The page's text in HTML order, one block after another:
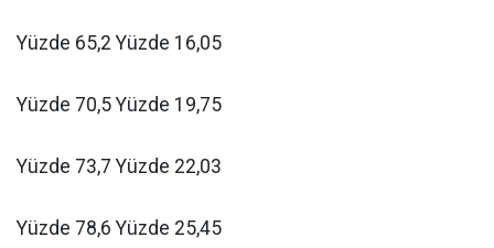
Yüzde 65,2 Yüzde 16,05
Yüzde 70,5 Yüzde 19,75
Yüzde 73,7 Yüzde 22,03
Yüzde 78,6 Yüzde 25,45